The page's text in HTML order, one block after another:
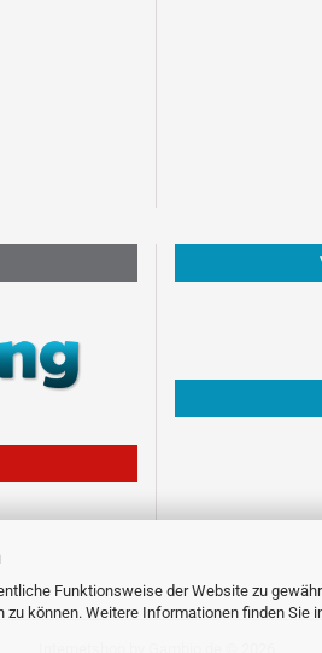
Funktionsweise der Website zu
können. Weitere Informationen finden Sie